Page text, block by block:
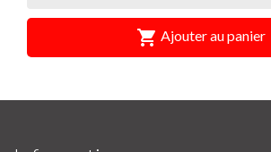
 Ajouter au panier